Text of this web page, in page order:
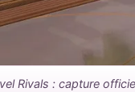
Rivals : capture